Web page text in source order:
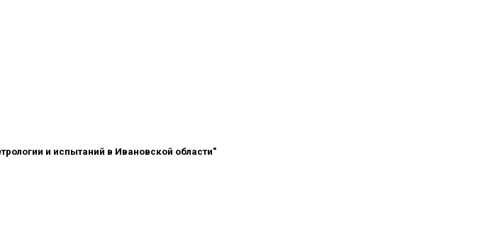
и испытаний в Ивановской области"